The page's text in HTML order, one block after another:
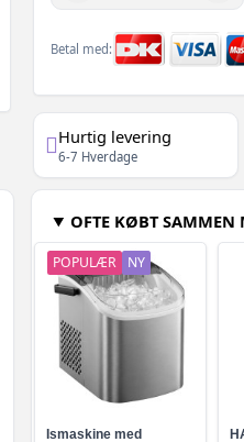
Betal med:
Hurtig levering
6-7 Hverdage
OFTE KØBT SAMMEN
POPULÆR NY
Ismaskine med